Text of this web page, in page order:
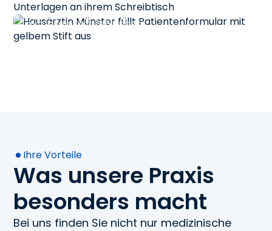
von Standard- und Reiseimpfungen nach
aktuellen Empfehlungen.
Ihre Vorteile
Was unsere Praxis
besonders macht
Bei uns finden Sie nicht nur medizinische